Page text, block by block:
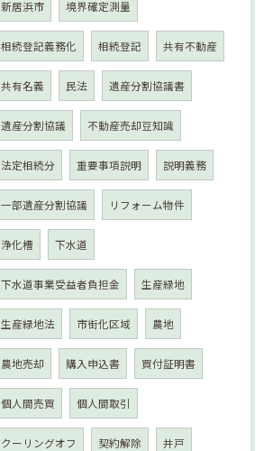
新居浜市 境界確定測量
相続登記義務化 相続登記 共有不動産
共有名義 民法 遺産分割協議書
遺産分割協議 不動産売却豆知識
法定相続分 重要事項説明 説明義務
一部遺産分割協議 リフォーム物件
浄化槽 下水道
下水道事業受益者負担金 生産緑地
生産緑地法 市街化区域 農地
農地売却 購入申込書 買付証明書
個人間売買 個人間取引
クーリングオフ 契約解除 井戸